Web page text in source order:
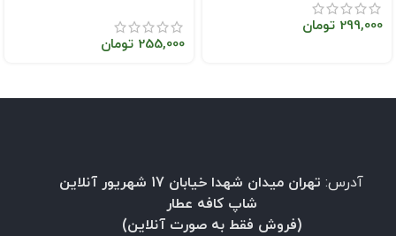
299,000 تومان
255,000 تومان
آدرس:
تهران میدان شهدا خیابان 17 شهریور آنلاین
شاپ کافه عطار
(فروش فقط به صورت آنلاین)